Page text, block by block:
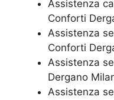
Assistenza
Conforti
​Assistenza
Conforti
Assistenza
Dergano
Assistenza